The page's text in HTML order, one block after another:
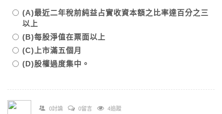
(A)最近二年稅前純益占實收資本額之比率達百分之三
以上
(B)每股淨值在票面以上
(C)上市滿五個月
(D)股權過度集中。
0討論 0留言 4追蹤